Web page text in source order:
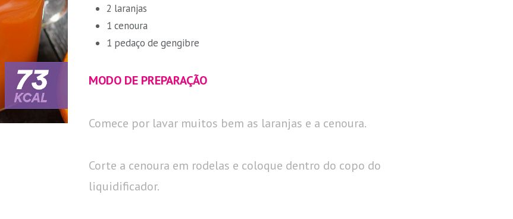
2 laranjas
1 cenoura
1 pedaço de gengibre
MODO DE PREPARAÇÃO
Comece por lavar muitos bem as laranjas e a cenoura.
Corte a cenoura em rodelas e coloque dentro do copo do
liquidificador.